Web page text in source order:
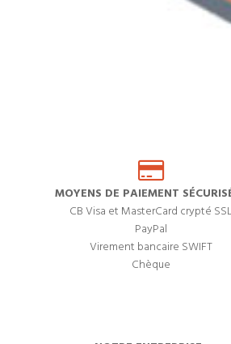
MOYENS DE PAIEMENT
CB Visa et MasterCard crypté SSL
PayPal
Virement bancaire SWIFT
Chèque